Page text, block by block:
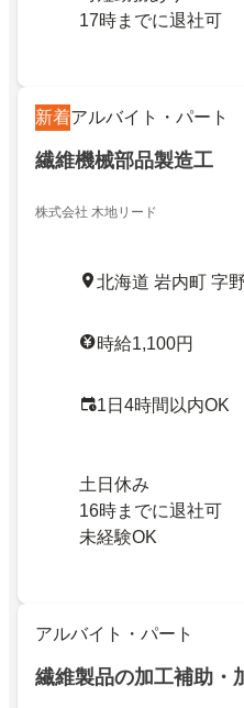
17時までに退社可
新着アルバイト・パート
繊維機械部品製造工
株式会社 木地リード
北海道 岩内町 字
時給1,100円
1日4時間以内OK
土日休み
16時までに退社可
未経験OK
アルバイト・パート
繊維製品の加工補助・